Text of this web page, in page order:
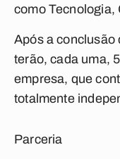
como Tecnologia,
Após a conclusão
terão, cada uma,
empresa, que
totalmente
Parceria